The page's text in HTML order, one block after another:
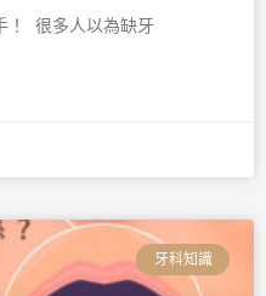
！ 󠀠 很多人以為缺牙
牙科知識